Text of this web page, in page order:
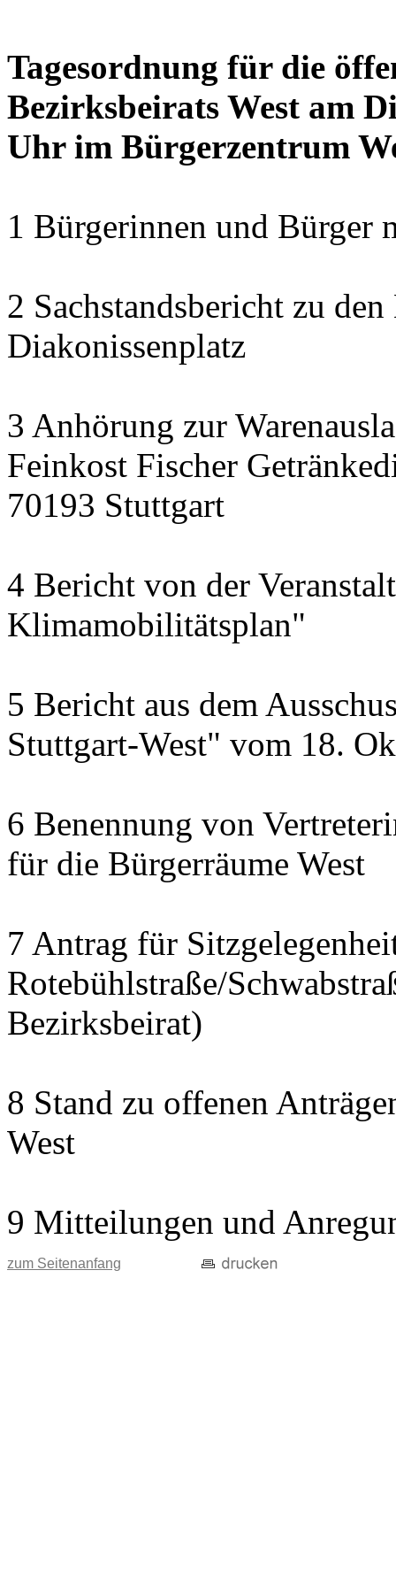
Tagesordnung für die
Bezirksbeirats West am
Uhr im Bürgerzentrum
1 Bürgerinnen und Bürger
2 Sachstandsbericht zu
Diakonissenplatz
3 Anhörung zur
Feinkost Fischer
70193 Stuttgart
4 Bericht von der
Klimamobilitätsplan"
5 Bericht aus dem
Stuttgart-West" vom 18.
6 Benennung von
für die Bürgerräume West
7 Antrag für
Rotebühlstraße/
Bezirksbeirat)
8 Stand zu offenen
West
9 Mitteilungen und
zum Seitenanfang